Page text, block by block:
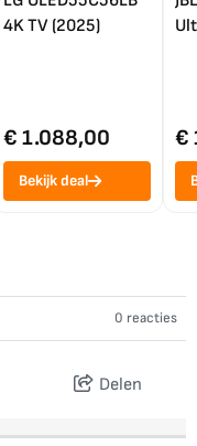
4K TV (2025)
€ 1.088,00
Bekijk deal
€
0 reacties
Delen